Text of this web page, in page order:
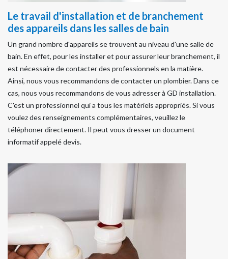
Le travail d'installation et de branchement
des appareils dans les salles de bain
Un grand nombre d'appareils se trouvent au niveau d'une salle de
bain. En effet, pour les installer et pour assurer leur branchement, il
est nécessaire de contacter des professionnels en la matière.
Ainsi, nous vous recommandons de contacter un plombier. Dans ce
cas, nous vous recommandons de vous adresser à GD installation.
C'est un professionnel qui a tous les matériels appropriés. Si vous
voulez des renseignements complémentaires, veuillez le
téléphoner directement. Il peut vous dresser un document
informatif appelé devis.